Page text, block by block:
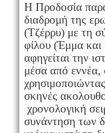
Η Προδοσία
διαδρομή της
(Τζέρρυ) με τη
φίλου (Έμμα
αφηγείται την
μέσα από εννέα,
σκηνές
χρονολογική
συνάντηση των